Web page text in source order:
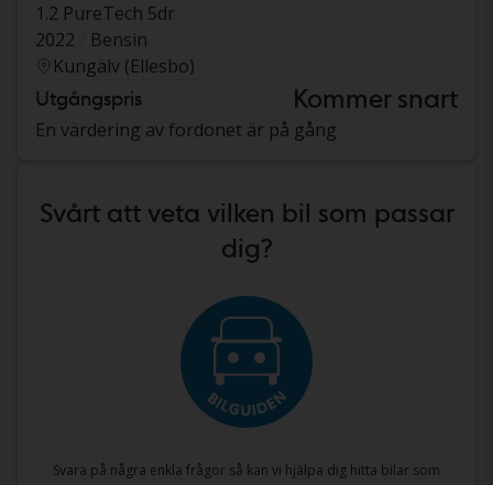
1.2 PureTech 5dr
2022
Bensin
Kungälv (Ellesbo)
Utgångspris Kommer snart
En värdering av fordonet är på gång
Svårt att veta vilken bil som passar
dig?
Svara på några enkla frågor så kan vi hjälpa dig hitta bilar som